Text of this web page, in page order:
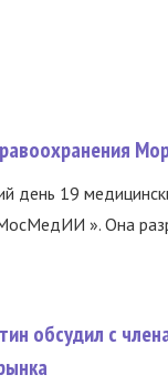
день 19
». Она
обсудил с